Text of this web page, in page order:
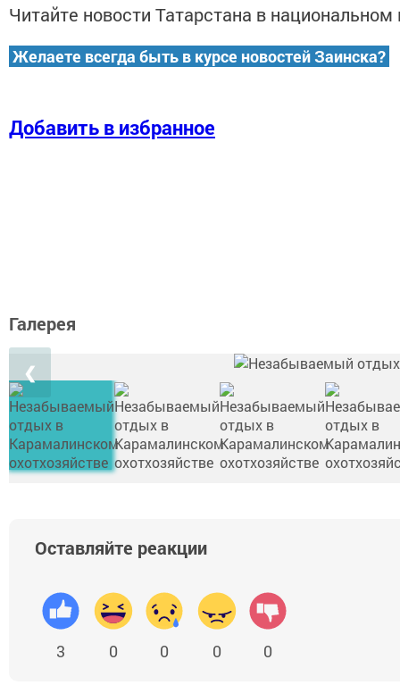
Читайте новости Татарстана в
Желаете всегда быть в курсе новостей Заинска?
Добавить в избранное
Галерея
❮
Оставляйте реакции
3 0 0 0 0